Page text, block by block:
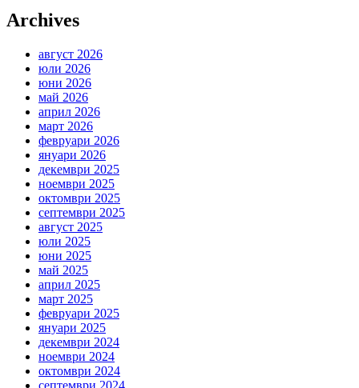
Archives
август 2026
юли 2026
юни 2026
май 2026
април 2026
март 2026
февруари 2026
януари 2026
декември 2025
ноември 2025
октомври 2025
септември 2025
август 2025
юли 2025
юни 2025
май 2025
април 2025
март 2025
февруари 2025
януари 2025
декември 2024
ноември 2024
октомври 2024
септември 2024